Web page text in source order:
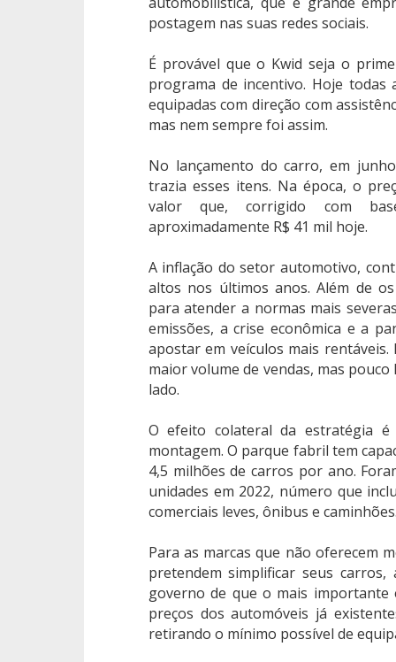
postagem nas suas redes sociais.
É provável que o Kwid seja o
programa de incentivo. Hoje todas
equipadas com direção com
mas nem sempre foi assim.
No lançamento do carro, em
trazia esses itens. Na época, o
valor que, corrigido com
aproximadamente R$ 41 mil hoje.
A inflação do setor automotivo,
altos nos últimos anos. Além de
para atender a normas mais
emissões, a crise econômica e a
apostar em veículos mais
maior volume de vendas, mas
lado.
O efeito colateral da estratégia
montagem. O parque fabril tem
4,5 milhões de carros por ano.
unidades em 2022, número que
comerciais leves, ônibus e
Para as marcas que não oferecem
pretendem simplificar seus
governo de que o mais
preços dos automóveis já
retirando o mínimo possível de